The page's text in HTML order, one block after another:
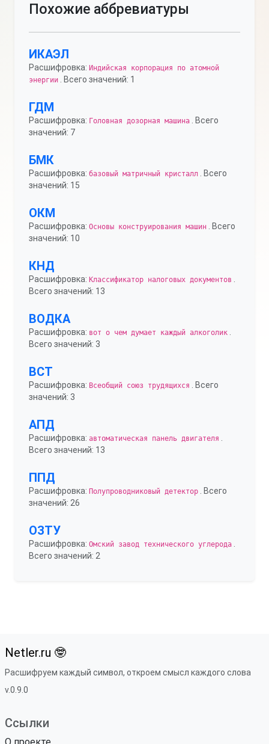
Похожие аббревиатуры
ИКАЭЛ
Расшифровка: Индийская корпорация по атомной
энергии . Всего значений: 1
ГДМ
Расшифровка: Головная дозорная машина . Всего
значений: 7
БМК
Расшифровка: базовый матричный кристалл . Всего
значений: 15
ОКМ
Расшифровка: Основы конструирования машин . Всего
значений: 10
КНД
Расшифровка: Классификатор налоговых документов
Всего значений: 13
ВОДКА
Расшифровка: вот о чем думает каждый алкоголик
Всего значений: 3
ВСТ
Расшифровка: Всеобщий союз трудящихся
. Всего
значений: 3
АПД
Расшифровка: автоматическая панель двигателя
Всего значений: 13
ППД
Расшифровка: Полупроводниковый детектор . Всего
значений: 26
ОЗТУ
Расшифровка: Омский завод технического углерода
Всего значений: 2
Netler.ru 🤓
Расшифруем каждый символ, откроем смысл каждого слова
v.0.9.0
Ссылки